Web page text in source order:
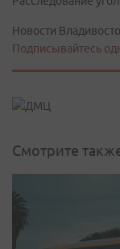
Новости
Подписывайтесь
Смотрите